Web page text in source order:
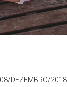
08/DEZEMBRO/2018